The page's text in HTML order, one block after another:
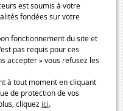
est soumis à votre
fondées sur votre
fonctionnement du site et
pas requis pour ces
accepter » vous refusez les
à tout moment en cliquant
de protection de vos
cliquez ici.